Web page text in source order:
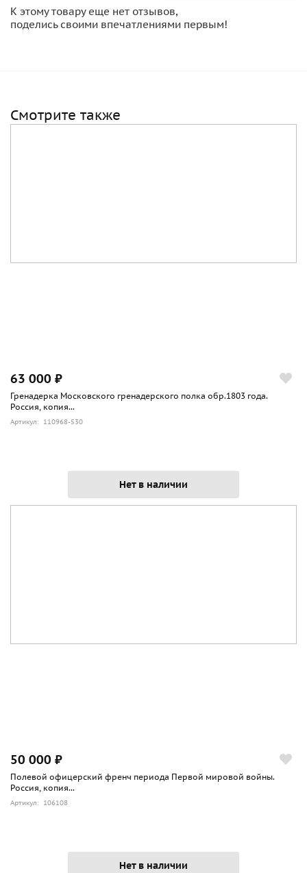
До 1900 г. фирма Beretta специализировалась на
охотничьих и спортивных ружьях. С началом Первой
мировой войны в 1976 г. фирма выпустила сразу
несколько пистолетов серии 8Х - армейских и
К этому товару еще нет отзывов,
поделись своими впечатлениями первым!
Смотрите также
63 000 ₽
Гренадерка Московского гренадерского полка обр.1803 года.
Россия, копия...
Артикул: 110968-530
Нет в наличии
50 000 ₽
Полевой офицерский френч периода Первой мировой войны.
Россия, копия...
Артикул: 106108
Нет в наличии